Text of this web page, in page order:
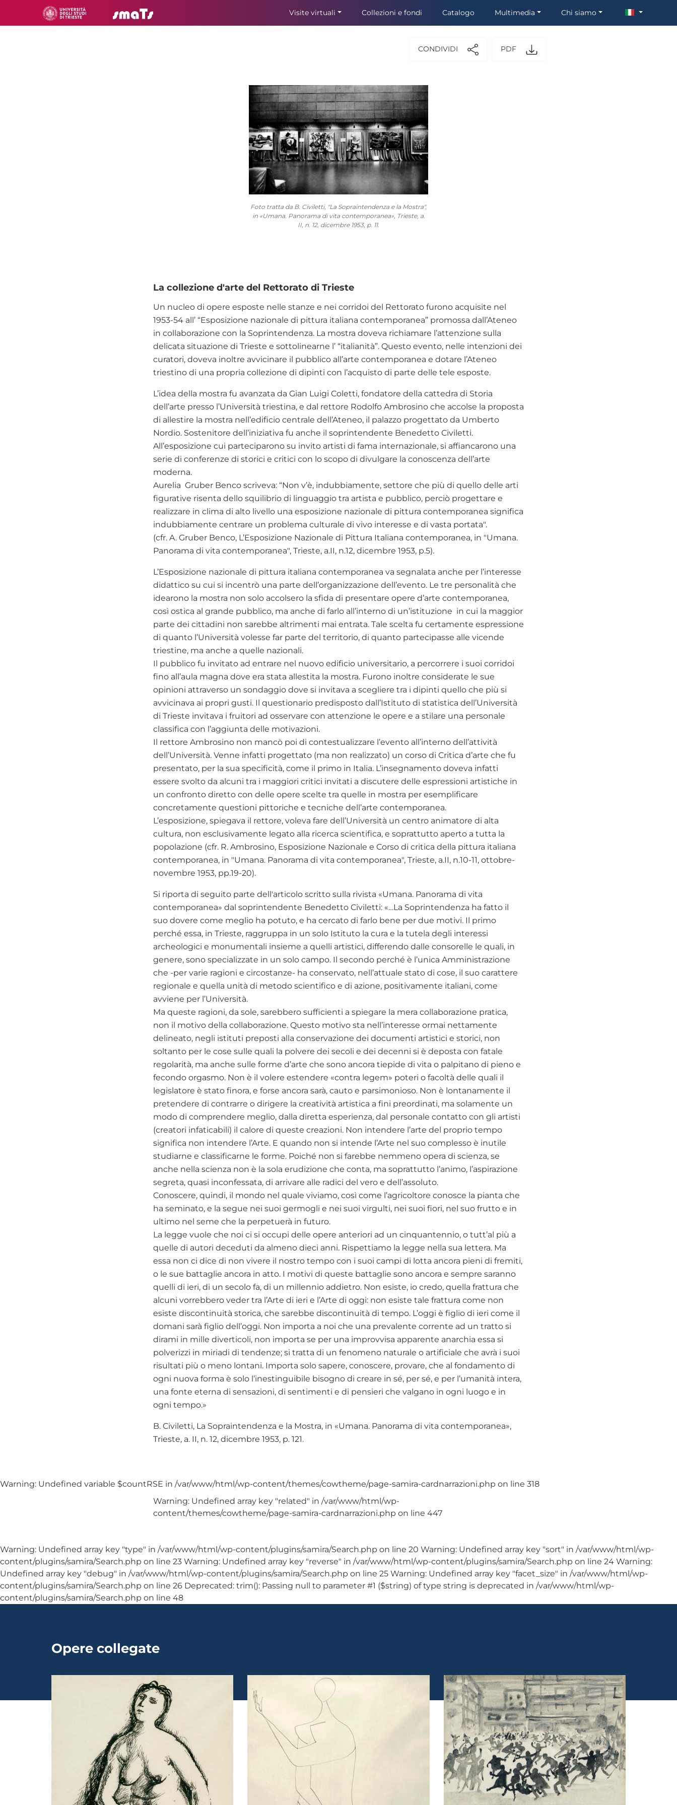
Visite virtuali Collezioni e fondi Catalogo Multimedia Chi siamo
CONDIVIDI PDF
Foto tratta da B. Civiletti, "La Sopraintendenza e la Mostra",
in «Umana. Panorama di vita contemporanea», Trieste, a.
II, n. 12, dicembre 1953, p. 11.
La collezione d'arte del Rettorato di Trieste
Un nucleo di opere esposte nelle stanze e nei corridoi del Rettorato furono acquisite nel
1953-54 all’ “Esposizione nazionale di pittura italiana contemporanea” promossa dall’Ateneo
in collaborazione con la Soprintendenza. La mostra doveva richiamare l’attenzione sulla
delicata situazione di Trieste e sottolinearne l’ “italianità”. Questo evento, nelle intenzioni dei
curatori, doveva inoltre avvicinare il pubblico all’arte contemporanea e dotare l’Ateneo
triestino di una propria collezione di dipinti con l’acquisto di parte delle tele esposte.
L’idea della mostra fu avanzata da Gian Luigi Coletti, fondatore della cattedra di Storia
dell’arte presso l’Università triestina, e dal rettore Rodolfo Ambrosino che accolse la proposta
di allestire la mostra nell’edificio centrale dell’Ateneo, il palazzo progettato da Umberto
Nordio. Sostenitore dell’iniziativa fu anche il soprintendente Benedetto Civiletti.
All’esposizione cui parteciparono su invito artisti di fama internazionale, si affiancarono una
serie di conferenze di storici e critici con lo scopo di divulgare la conoscenza dell’arte
moderna.
Aurelia Gruber Benco scriveva: “Non v’è, indubbiamente, settore che più di quello delle arti
figurative risenta dello squilibrio di linguaggio tra artista e pubblico, perciò progettare e
realizzare in clima di alto livello una esposizione nazionale di pittura contemporanea significa
indubbiamente centrare un problema culturale di vivo interesse e di vasta portata".
(cfr. A. Gruber Benco, L’Esposizione Nazionale di Pittura Italiana contemporanea, in "Umana.
Panorama di vita contemporanea", Trieste, a.II, n.12, dicembre 1953, p.5).
L’Esposizione nazionale di pittura italiana contemporanea va segnalata anche per l’interesse
didattico su cui si incentrò una parte dell’organizzazione dell’evento. Le tre personalità che
idearono la mostra non solo accolsero la sfida di presentare opere d’arte contemporanea,
così ostica al grande pubblico, ma anche di farlo all’interno di un’istituzione in cui la maggior
parte dei cittadini non sarebbe altrimenti mai entrata. Tale scelta fu certamente espressione
di quanto l’Università volesse far parte del territorio, di quanto partecipasse alle vicende
triestine, ma anche a quelle nazionali.
Il pubblico fu invitato ad entrare nel nuovo edificio universitario, a percorrere i suoi corridoi
fino all’aula magna dove era stata allestita la mostra. Furono inoltre considerate le sue
opinioni attraverso un sondaggio dove si invitava a scegliere tra i dipinti quello che più si
avvicinava ai propri gusti. Il questionario predisposto dall’Istituto di statistica dell’Università
di Trieste invitava i fruitori ad osservare con attenzione le opere e a stilare una personale
classifica con l’aggiunta delle motivazioni.
Il rettore Ambrosino non mancò poi di contestualizzare l’evento all’interno dell’attività
dell’Università. Venne infatti progettato (ma non realizzato) un corso di Critica d’arte che fu
presentato, per la sua specificità, come il primo in Italia. L’insegnamento doveva infatti
essere svolto da alcuni tra i maggiori critici invitati a discutere delle espressioni artistiche in
un confronto diretto con delle opere scelte tra quelle in mostra per esemplificare
concretamente questioni pittoriche e tecniche dell’arte contemporanea.
L’esposizione, spiegava il rettore, voleva fare dell’Università un centro animatore di alta
cultura, non esclusivamente legato alla ricerca scientifica, e soprattutto aperto a tutta la
popolazione (cfr. R. Ambrosino, Esposizione Nazionale e Corso di critica della pittura italiana
contemporanea, in "Umana. Panorama di vita contemporanea", Trieste, a.II, n.10-11, ottobre-
novembre 1953, pp.19-20).
Si riporta di seguito parte dell'articolo scritto sulla rivista «Umana. Panorama di vita
contemporanea» dal soprintendente Benedetto Civiletti: «…La Soprintendenza ha fatto il
suo dovere come meglio ha potuto, e ha cercato di farlo bene per due motivi. Il primo
perché essa, in Trieste, raggruppa in un solo Istituto la cura e la tutela degli interessi
archeologici e monumentali insieme a quelli artistici, differendo dalle consorelle le quali, in
genere, sono specializzate in un solo campo. Il secondo perché è l’unica Amministrazione
che -per varie ragioni e circostanze- ha conservato, nell’attuale stato di cose, il suo carattere
regionale e quella unità di metodo scientifico e di azione, positivamente italiani, come
avviene per l’Università.
Ma queste ragioni, da sole, sarebbero sufficienti a spiegare la mera collaborazione pratica,
non il motivo della collaborazione. Questo motivo sta nell’interesse ormai nettamente
delineato, negli istituti preposti alla conservazione dei documenti artistici e storici, non
soltanto per le cose sulle quali la polvere dei secoli e dei decenni si è deposta con fatale
regolarità, ma anche sulle forme d’arte che sono ancora tiepide di vita o palpitano di pieno e
fecondo orgasmo. Non è il volere estendere «contra legem» poteri o facoltà delle quali il
legislatore è stato finora, e forse ancora sarà, cauto e parsimonioso. Non è lontanamente il
pretendere di contrarre o dirigere la creatività artistica a fini preordinati, ma solamente un
modo di comprendere meglio, dalla diretta esperienza, dal personale contatto con gli artisti
(creatori infaticabili) il calore di queste creazioni. Non intendere l’arte del proprio tempo
significa non intendere l’Arte. E quando non si intende l’Arte nel suo complesso è inutile
studiarne e classificarne le forme. Poiché non si farebbe nemmeno opera di scienza, se
anche nella scienza non è la sola erudizione che conta, ma soprattutto l’animo, l’aspirazione
segreta, quasi inconfessata, di arrivare alle radici del vero e dell’assoluto.
Conoscere, quindi, il mondo nel quale viviamo, così come l’agricoltore conosce la pianta che
ha seminato, e la segue nei suoi germogli e nei suoi virgulti, nei suoi fiori, nel suo frutto e in
ultimo nel seme che la perpetuerà in futuro.
La legge vuole che noi ci si occupi delle opere anteriori ad un cinquantennio, o tutt’al più a
quelle di autori deceduti da almeno dieci anni. Rispettiamo la legge nella sua lettera. Ma
essa non ci dice di non vivere il nostro tempo con i suoi campi di lotta ancora pieni di fremiti,
o le sue battaglie ancora in atto. I motivi di queste battaglie sono ancora e sempre saranno
quelli di ieri, di un secolo fa, di un millennio addietro. Non esiste, io credo, quella frattura che
alcuni vorrebbero veder tra l’Arte di ieri e l’Arte di oggi: non esiste tale frattura come non
esiste discontinuità storica, che sarebbe discontinuità di tempo. L’oggi è figlio di ieri come il
domani sarà figlio dell’oggi. Non importa a noi che una prevalente corrente ad un tratto si
dirami in mille diverticoli, non importa se per una improvvisa apparente anarchia essa si
polverizzi in miriadi di tendenze; si tratta di un fenomeno naturale o artificiale che avrà i suoi
risultati più o meno lontani. Importa solo sapere, conoscere, provare, che al fondamento di
ogni nuova forma è solo l’inestinguibile bisogno di creare in sé, per sé, e per l’umanità intera,
una fonte eterna di sensazioni, di sentimenti e di pensieri che valgano in ogni luogo e in
ogni tempo.»
B. Civiletti, La Sopraintendenza e la Mostra, in «Umana. Panorama di vita contemporanea»,
Trieste, a. II, n. 12, dicembre 1953, p. 121.
Warning: Undefined variable $countRSE in /var/www/html/wp-content/themes/cowtheme/page-samira-cardnarrazioni.php on line 318
Warning: Undefined array key "related" in /var/www/html/wp-
content/themes/cowtheme/page-samira-cardnarrazioni.php on line 447
Warning: Undefined array key "type" in /var/www/html/wp-content/plugins/samira/Search.php on line 20 Warning: Undefined array key "sort" in /var/www/html/wp-
content/plugins/samira/Search.php on line 23 Warning: Undefined array key "reverse" in /var/www/html/wp-content/plugins/samira/Search.php on line 24 Warning:
Undefined array key "debug" in /var/www/html/wp-content/plugins/samira/Search.php on line 25 Warning: Undefined array key "facet_size" in /var/www/html/wp-
content/plugins/samira/Search.php on line 26 Deprecated: trim(): Passing null to parameter #1 ($string) of type string is deprecated in /var/www/html/wp-
content/plugins/samira/Search.php on line 48
Opere collegate